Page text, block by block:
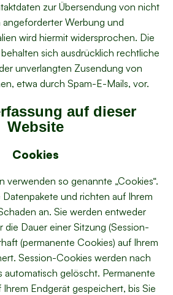
zur Übersendung von nicht
angeforderter Werbung und
wird hiermit widersprochen. Die
sich ausdrücklich rechtliche
unverlangten Zusendung von
etwa durch Spam-E-Mails, vor.
auf dieser
Website
Cookies
verwenden so genannte „Cookies“.
und richten auf Ihrem
an. Sie werden entweder
Dauer einer Sitzung (Session-
(permanente Cookies) auf Ihrem
Session-Cookies werden nach
automatisch gelöscht. Permanente
Endgerät gespeichert, bis Sie